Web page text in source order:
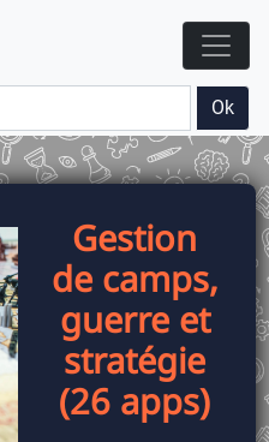
Ok
Gestion
de camps,
guerre et
stratégie
(26 apps)